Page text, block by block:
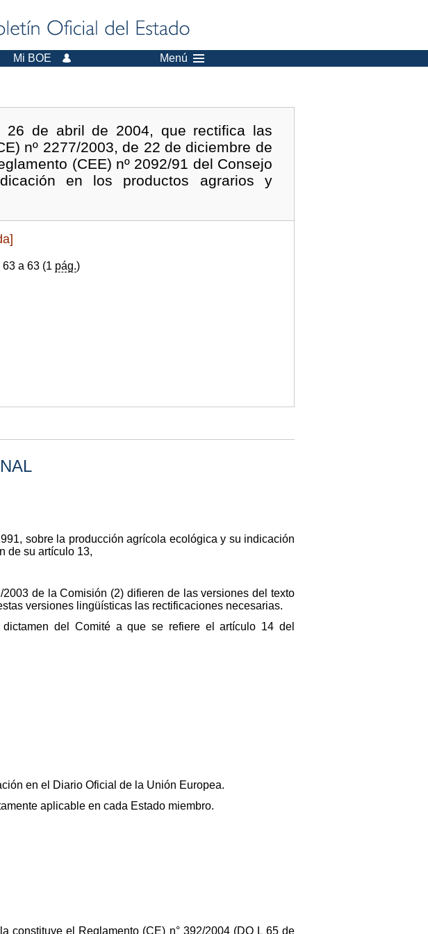
Mi BOE Menú
26 de abril de 2004, que rectifica las
nº 2277/2003, de 22 de diciembre de
(CEE) nº 2092/91 del Consejo
en los productos agrarios y
a 63 (1 pág.)
sobre la producción agrícola ecológica y su indicación
de su artículo 13,
de la Comisión (2) difieren de las versiones del texto
versiones lingüísticas las rectificaciones necesarias.
del Comité a que se refiere el artículo 14 del
en el Diario Oficial de la Unión Europea.
aplicable en cada Estado miembro.
constituye el Reglamento (CE) n° 392/2004 (DO L 65 de